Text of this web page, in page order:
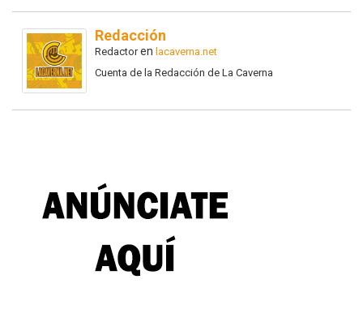
Redacción
Redactoren lacaverna.net
Cuenta de la Redacción de La Caverna